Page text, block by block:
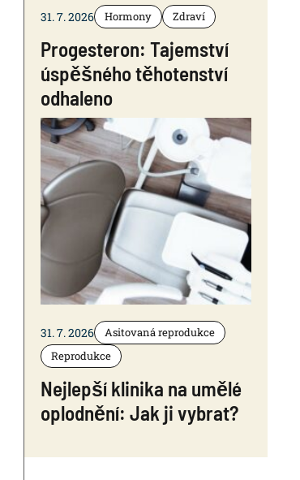
31. 7. 2026 Hormony Zdraví
Progesteron: Tajemství
úspěšného těhotenství
odhaleno
31. 7. 2026
Asitovaná reprodukce
Reprodukce
Nejlepší klinika na umělé
oplodnění: Jak ji vybrat?